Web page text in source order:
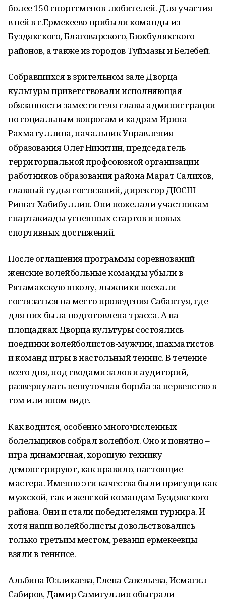
более 150 спортсменов-любителей. Для участия
в ней в с.Ермекеево прибыли команды из
Буздякского, Благоварского, Бижбулякского
районов, а также из городов Туймазы и Белебей.
Собравшихся в зрительном зале Дворца
культуры приветствовали исполняющая
обязанности заместителя главы администрации
по социальным вопросам и кадрам Ирина
Рахматуллина, начальник Управления
образования Олег Никитин, председатель
территориальной профсоюзной организации
работников образования района Марат Салихов,
главный судья состязаний, директор ДЮСШ
Ришат Хабибуллин. Они пожелали участникам
спартакиады успешных стартов и новых
спортивных достижений.
После оглашения программы соревнований
женские волейбольные команды убыли в
Рятамакскую школу, лыжники поехали
состязаться на место проведения Сабантуя, где
для них была подготовлена трасса. А на
площадках Дворца культуры состоялись
поединки волейболистов-мужчин, шахматистов
и команд игры в настольный теннис. В течение
всего дня, под сводами залов и аудиторий,
развернулась нешуточная борьба за первенство в
том или ином виде.
Как водится, особенно многочисленных
болельщиков собрал волейбол. Оно и понятно –
игра динамичная, хорошую технику
демонстрируют, как правило, настоящие
мастера. Именно эти качества были присущи как
мужской, так и женской командам Буздякского
района. Они и стали победителями турнира. И
хотя наши волейболисты довольствовались
только третьим местом, реванш ермекеевцы
взяли в теннисе.
Альбина Юзликаева, Елена Савельева, Исмагил
Сабиров, Дамир Самигуллин обыграли